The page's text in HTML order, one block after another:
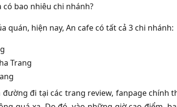
bao nhiêu chi nhánh?
quán, hiện nay, An cafe có tất cả 3 chi nhánh:
Trang
đi tại các trang review, fanpage chính